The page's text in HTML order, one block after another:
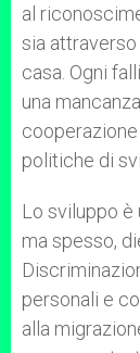
al
sia
casa. Ogni
una
politiche di
Lo sviluppo è
ma spesso,
personali e
alla